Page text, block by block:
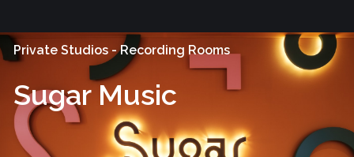
Private Studios - Recording Rooms
Sugar Music